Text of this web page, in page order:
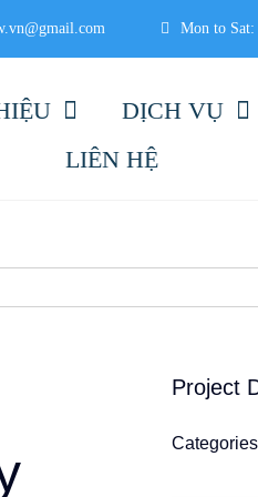
Mon to
DỊCH VỤ
LIÊN HỆ
Project